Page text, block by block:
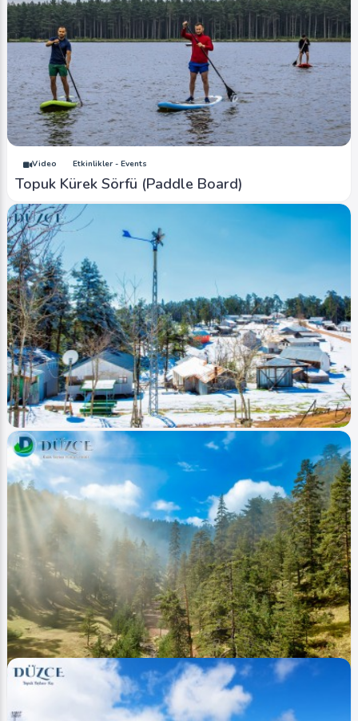
Image Şelaleler - Waterfalls
Düzce Odayeri (Yayla - Plateau)
Ahmet Bozdemir 0 1213 0
Video Etkinlikler - Events
Topuk Kürek Sörfü (Paddle Board)
Image
Düzce Yeniyurt (Yayla - plateau)
Ahmet Bozdemir 0 3609 0